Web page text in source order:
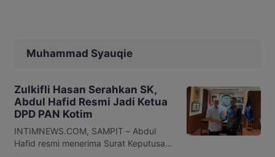
Muhammad Syauqie
Zulkifli Hasan Serahkan SK,
Abdul Hafid Resmi Jadi Ketua
DPD PAN Kotim
INTIMNEWS.COM, SAMPIT – Abdul
Hafid resmi menerima Surat Keputusan